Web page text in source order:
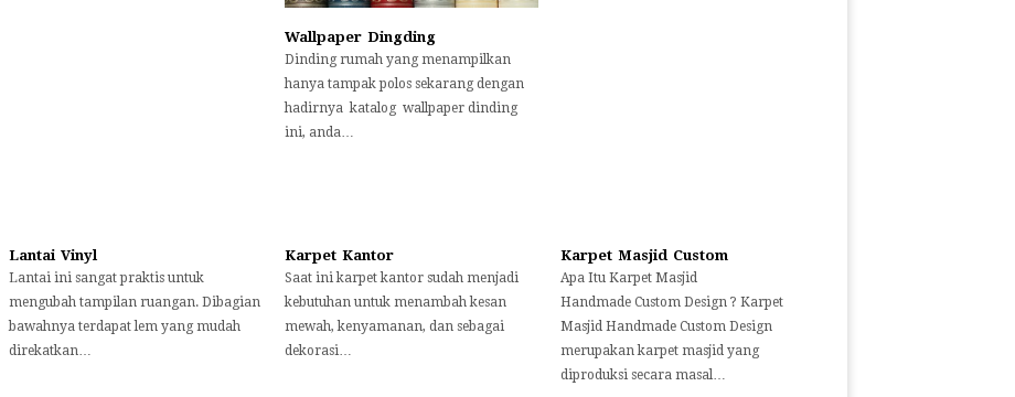
Wallpaper Dingding
Dinding rumah yang menampilkan
hanya tampak polos sekarang dengan
hadirnya katalog wallpaper dinding
ini, anda…
Lantai Vinyl
Lantai ini sangat praktis untuk
mengubah tampilan ruangan. Dibagian
bawahnya terdapat lem yang mudah
direkatkan…
Karpet Kantor
Saat ini karpet kantor sudah menjadi
kebutuhan untuk menambah kesan
mewah, kenyamanan, dan sebagai
dekorasi…
Karpet Masjid Custom
Apa Itu Karpet Masjid
Handmade Custom Design ? Karpet
Masjid Handmade Custom Design
merupakan karpet masjid yang
diproduksi secara masal…